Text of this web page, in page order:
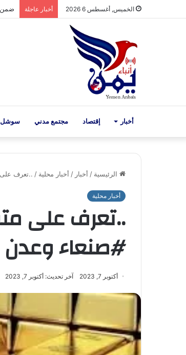
الخميس, أغسطس 6 2026 أخبار عاجلة ضمن
أخبار إقتصاد مجتمع مدني سوشل
الرئيسية / أخبار / أخبار محلية / ..تعرف على
أخبار محلية
..تعرف على
#صنعاء وعدن
أكتوبر 7, 2023 آخر تحديث: أكتوبر 7, 2023